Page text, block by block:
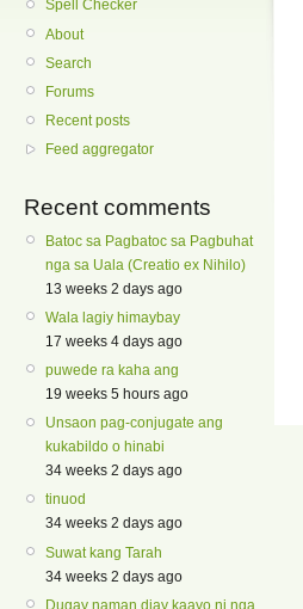
Spell Checker
About
Search
Forums
Recent posts
Feed aggregator
Recent comments
Batoc sa Pagbatoc sa Pagbuhat
nga sa Uala (Creatio ex Nihilo)
13 weeks 2 days ago
Wala lagiy himaybay
17 weeks 4 days ago
puwede ra kaha ang
19 weeks 5 hours ago
Unsaon pag-conjugate ang
kukabildo o hinabi
34 weeks 2 days ago
tinuod
34 weeks 2 days ago
Suwat kang Tarah
34 weeks 2 days ago
Dugay naman diay kaayo ni nga